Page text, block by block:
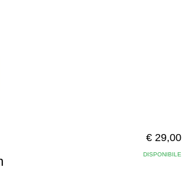
€ 29,00
DISPONIBILE